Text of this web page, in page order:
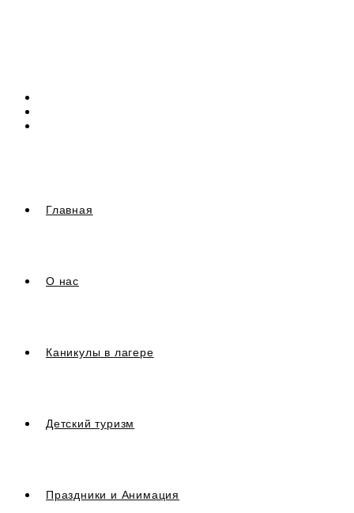
Главная
О нас
Каникулы в лагере
Детский туризм
Праздники и Анимация